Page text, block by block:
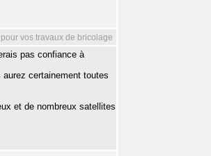
vos travaux de bricolage
pas confiance à
certainement toutes
et de nombreux satellites